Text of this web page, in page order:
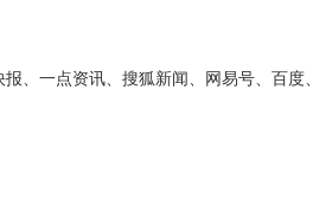
、一点资讯、搜狐新闻、网易号、百度